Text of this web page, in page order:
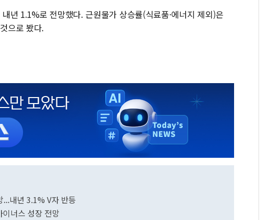
년 1.1%로 전망했다. 근원물가 상승률(식료품·에너지 제외)은
으로 봤다.
내년 3.1% V자 반등
너스 성장 전망